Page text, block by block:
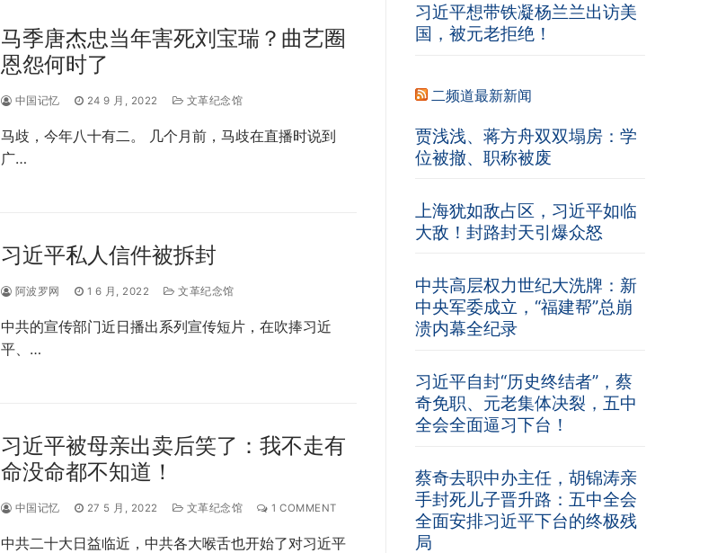
马季唐杰忠当年害死刘宝瑞？曲艺圈
恩怨何时了
中国记忆 24 9 月, 2022 文革纪念馆
马歧，今年八十有二。 几个月前，马歧在直播时说到
广…
习近平私人信件被拆封
阿波罗网 1 6 月, 2022 文革纪念馆
中共的宣传部门近日播出系列宣传短片，在吹捧习近
平、…
习近平被母亲出卖后笑了：我不走有
命没命都不知道！
中国记忆 27 5 月, 2022 文革纪念馆 1 COMMENT
中共二十大日益临近，中共各大喉舌也开始了对习近平
习近平想带铁凝杨兰兰出访美
国，被元老拒绝！
二频道最新新闻
贾浅浅、蒋方舟双双塌房：学
位被撤、职称被废
上海犹如敌占区，习近平如临
大敌！封路封天引爆众怒
中共高层权力世纪大洗牌：新
中央军委成立，“福建帮”总崩
溃内幕全纪录
习近平自封“历史终结者”，蔡
奇免职、元老集体决裂，五中
全会全面逼习下台！
蔡奇去职中办主任，胡锦涛亲
手封死儿子晋升路：五中全会
全面安排习近平下台的终极残
局